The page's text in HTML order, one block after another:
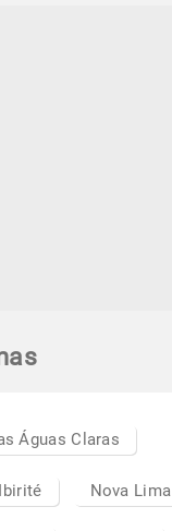
Águas Claras
Ibirité Nova Lima